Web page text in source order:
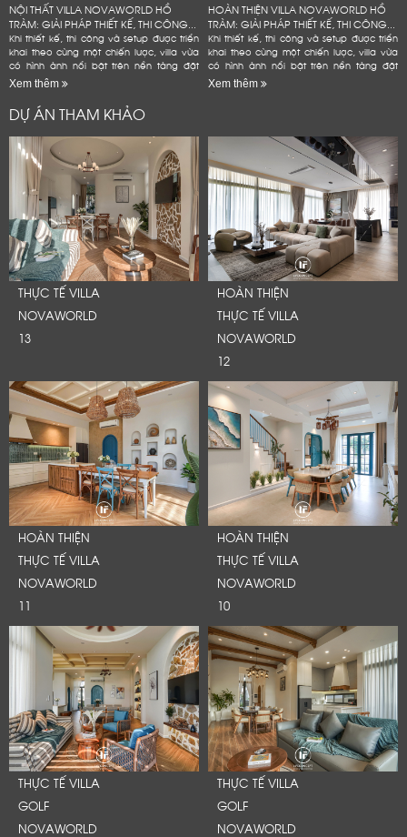
NỘI THẤT VILLA NOVAWORLD HỒ
TRÀM: GIẢI PHÁP THIẾT KẾ, THI CÔNG...
Khi thiết kế, thi công và setup được triển
khai theo cùng một chiến lược, villa vừa
có hình ảnh nổi bật trên nền tảng đặt
phòng, vừa bền hơn trong quá trình vận
hành và hạn...
Xem thêm
HOÀN THIỆN VILLA NOVAWORLD HỒ
TRÀM: GIẢI PHÁP THIẾT KẾ, THI CÔNG...
Khi thiết kế, thi công và setup được triển
khai theo cùng một chiến lược, villa vừa
có hình ảnh nổi bật trên nền tảng đặt
phòng, vừa bền hơn trong quá trình vận
hành và hạn...
Xem thêm
DỰ ÁN THAM KHẢO
THỰC TẾ VILLA
NOVAWORLD
13
HOÀN THIỆN
THỰC TẾ VILLA
NOVAWORLD
12
HOÀN THIỆN
THỰC TẾ VILLA
NOVAWORLD
11
HOÀN THIỆN
THỰC TẾ VILLA
NOVAWORLD
10
THỰC TẾ VILLA
GOLF
NOVAWORLD
THỰC TẾ VILLA
GOLF
NOVAWORLD